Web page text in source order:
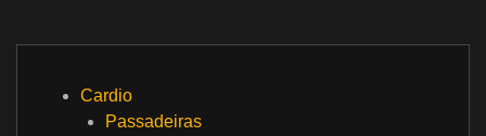
Cardio
Passadeiras